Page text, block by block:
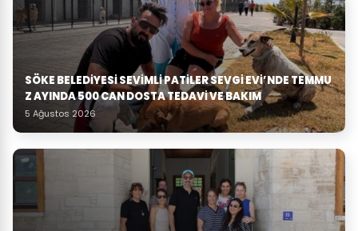
SÖKE BELEDIYESI SEVIMLI PATILER SEVGI EVI’NDE TEMMU
Z AYINDA 500 CAN DOSTA TEDAVI VE BAKIM
5 Ağustos 2026